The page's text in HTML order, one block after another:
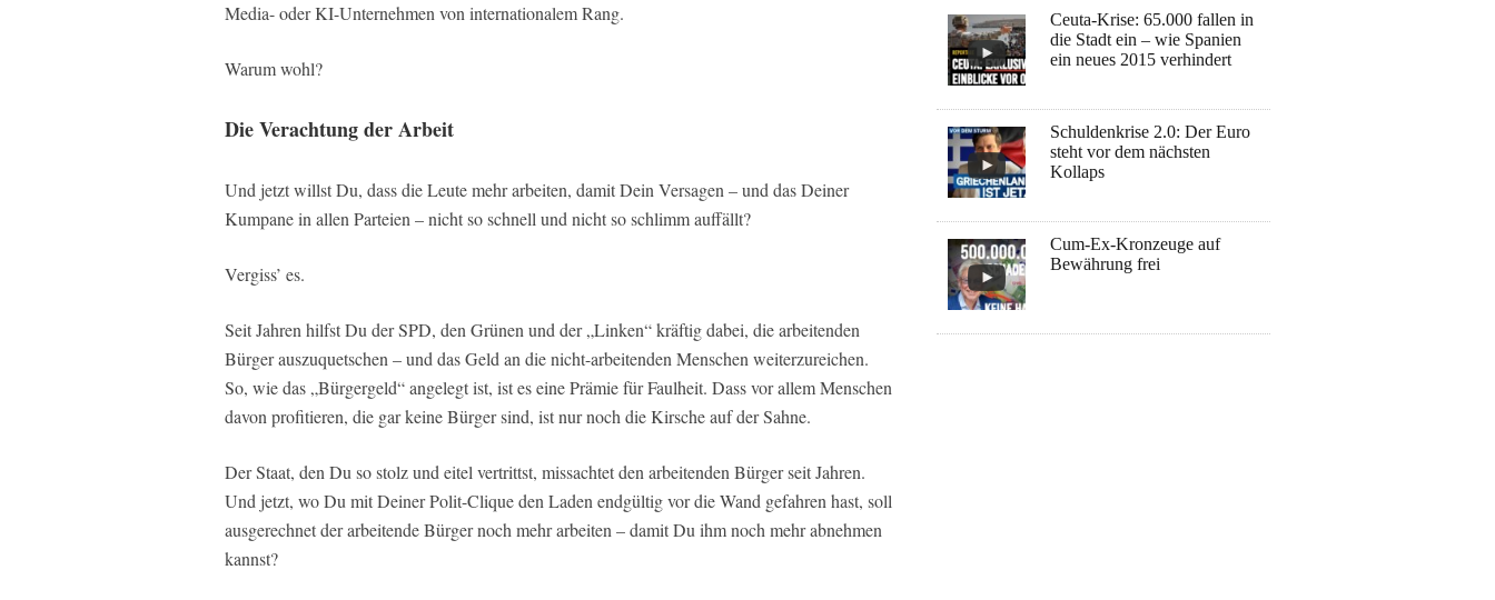
Media- oder KI-Unternehmen von internationalem Rang.
Warum wohl?
Die Verachtung der Arbeit
Und jetzt willst Du, dass die Leute mehr arbeiten, damit Dein Versagen – und das Deiner
Kumpane in allen Parteien – nicht so schnell und nicht so schlimm auffällt?
Vergiss’ es.
Seit Jahren hilfst Du der SPD, den Grünen und der „Linken“ kräftig dabei, die arbeitenden
Bürger auszuquetschen – und das Geld an die nicht-arbeitenden Menschen weiterzureichen.
So, wie das „Bürgergeld“ angelegt ist, ist es eine Prämie für Faulheit. Dass vor allem Menschen
davon profitieren, die gar keine Bürger sind, ist nur noch die Kirsche auf der Sahne.
Der Staat, den Du so stolz und eitel vertrittst, missachtet den arbeitenden Bürger seit Jahren.
Und jetzt, wo Du mit Deiner Polit-Clique den Laden endgültig vor die Wand gefahren hast, soll
ausgerechnet der arbeitende Bürger noch mehr arbeiten – damit Du ihm noch mehr abnehmen
kannst?
Ceuta-Krise: 65.000 fallen in
die Stadt ein – wie Spanien
ein neues 2015 verhindert
Schuldenkrise 2.0: Der Euro
steht vor dem nächsten
Kollaps
Cum-Ex-Kronzeuge auf
Bewährung frei